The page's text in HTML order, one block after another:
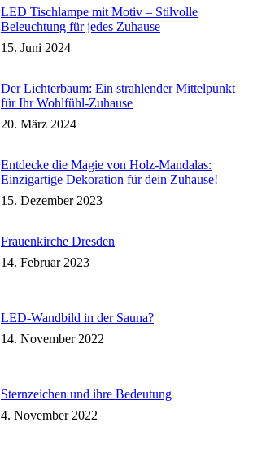
LED Tischlampe mit Motiv – Stilvolle
Beleuchtung für jedes Zuhause
15. Juni 2024
Der Lichterbaum: Ein strahlender Mittelpunkt
für Ihr Wohlfühl-Zuhause
20. März 2024
Entdecke die Magie von Holz-Mandalas:
Einzigartige Dekoration für dein Zuhause!
15. Dezember 2023
Frauenkirche Dresden
14. Februar 2023
LED-Wandbild in der Sauna?
14. November 2022
Sternzeichen und ihre Bedeutung
4. November 2022